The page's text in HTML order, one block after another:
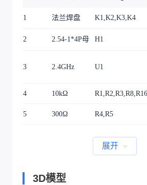
1 法兰焊盘 K1,K2,K3,K4
2 2.54-1*4P母 H1
3 2.4GHz U1
4 10kΩ R1,R2,R3,R8,R16
5 300Ω R4,R5
展开
3D模型